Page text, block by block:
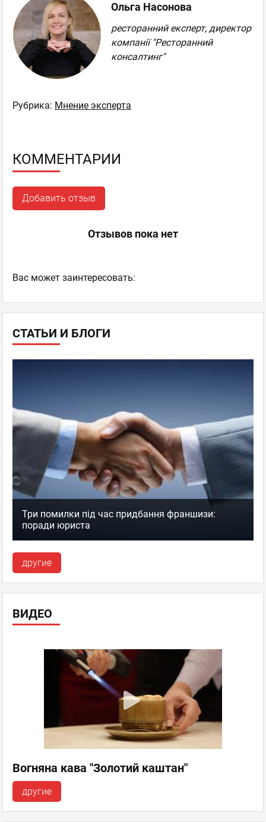
СТАТЬИ И БЛОГИ
Три помилки під час придбання франшизи:
поради юриста
другие
ВИДЕО
Вогняна кава "Золотий каштан"
другие
Ольга Насонова
ресторанний експерт, директор
компанії "Ресторанний
консалтинг"
Рубрика: Мнение эксперта
КОММЕНТАРИИ
Добавить отзыв
Отзывов пока нет
Ваc может заинтересовать: